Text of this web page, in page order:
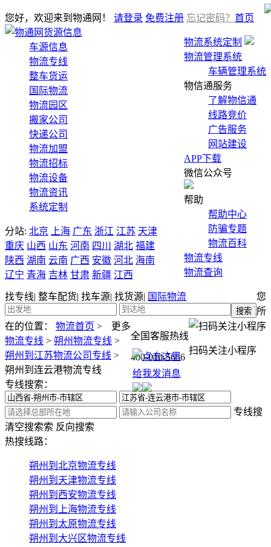
您好，欢迎来到物通网！ 请登录 免费注册 忘记密码？
物流系统定制
物流管理系统
车辆管理系统
物信通服务
了解物信通
线路竞价
广告服务
网站建设
APP下载
微信公众号
帮助
帮助中心
防骗专题
物流百科
物流专线
物流查询
找专线| 整车配货| 找车源| 找货源| 国际物流
全国客服热线
400-010-5656
扫码关注小程序
首页
货源信息
车源信息
物流专线
整车货运
国际物流
物流园区
搬家公司
快递公司
物流加盟
物流招标
物流设备
物流资讯
系统定制
分站: 北京 上海 广东 浙江 江苏 天津
重庆 山西 山东 河南 四川 湖北 福建
陕西 湖南 云南 广西 安徽 河北 海南
辽宁 青海 吉林 甘肃 新疆 江西
更多
您
所
在的位置：
物流首页 >
物流专线 > 朔州物流专线 >
朔州到江苏物流公司专线 >
朔州到连云港物流专线
专线搜索：
专线搜
索 反向搜索
清空搜索
热搜线路：
朔州到北京物流专线
朔州到天津物流专线
朔州到西安物流专线
朔州到上海物流专线
朔州到太原物流专线
朔州到大兴区物流专线